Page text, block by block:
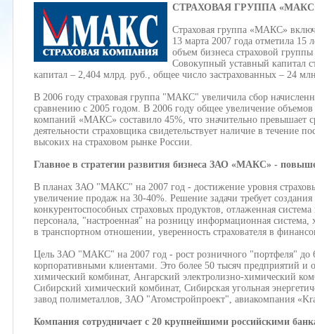
СТРАХОВАЯ ГРУППА
Страховая группа «МАКС»
13 марта 2007 года отметила 15
объем бизнеса страховой
Совокупный уставный капитал
капитал – 2,404 млрд. руб., общее число застрахованных – 24
В 2006 году страховая группа "МАКС" увеличила сбор
сравнению с 2005 годом. В 2006 году общее увеличение
компаний «МАКС» составило 45%, что значительно превышает
деятельности страховщика свидетельствует наличие в течение
высоких на страховом рынке России.
Главное в стратегии развития бизнеса ЗАО «МАКС» -
В планах ЗАО "МАКС" на 2007 год - достижение уровня
увеличение продаж на 30-40%. Решение задачи требует
конкурентоспособных страховых продуктов, отлаженная
персонала, "настроенная" на розницу информационная
в транспортном отношении, уверенность страхователя в
Цель ЗАО "МАКС" на 2007 год - рост розничного "портфеля" до
корпоративными клиентами. Это более 50 тысяч
химический комбинат, Ангарский электролизно-химический
Сибирский химический комбинат, Сибирская угольная
завод полиметаллов, ЗАО "Атомстройпроект", авиакомпания
Компания сотрудничает с 20 крупнейшими российскими